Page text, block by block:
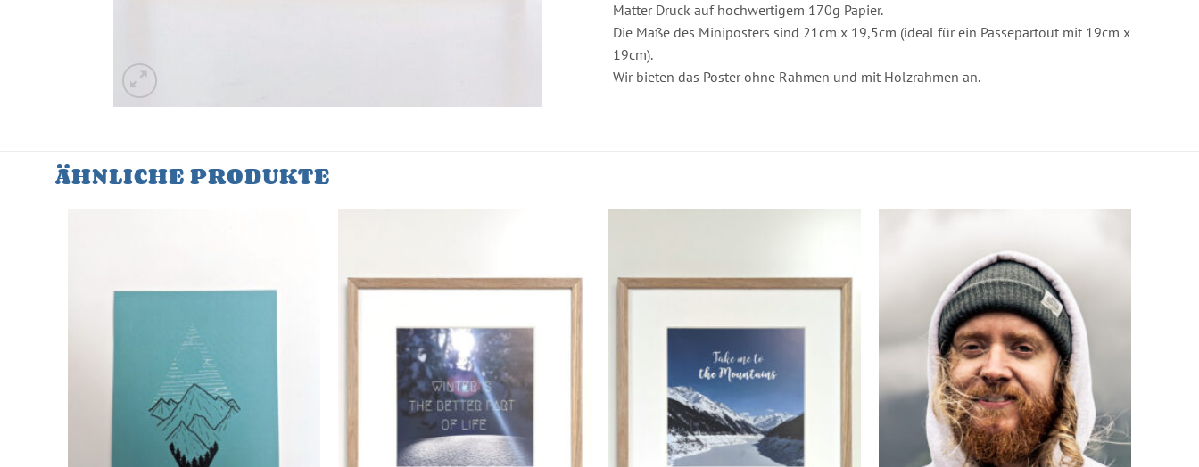
Matter Druck auf hochwertigem 170g Papier.
Die Maße des Miniposters sind 21cm x 19,5cm (ideal für ein Passepartout mit 19cm x
19cm).
Wir bieten das Poster ohne Rahmen und mit Holzrahmen an.
ÄHNLICHE PRODUKTE